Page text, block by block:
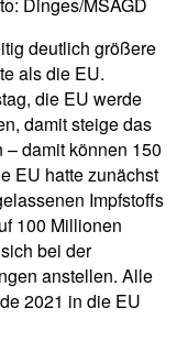
Dinges/MSAGD
deutlich größere
als die EU.
die EU werde
damit steige das
damit können 150
EU hatte zunächst
Impfstoffs
100 Millionen
bei der
anstellen. Alle
2021 in die EU